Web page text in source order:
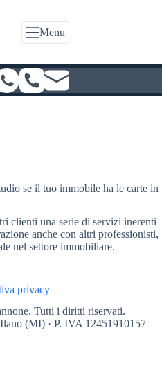
Menu
se il tuo immobile ha le carte in
clienti una serie di servizi inerenti
anche con altri professionisti,
nel settore immobiliare.
privacy
Tutti i diritti riservati.
(MI) · P. IVA 12451910157